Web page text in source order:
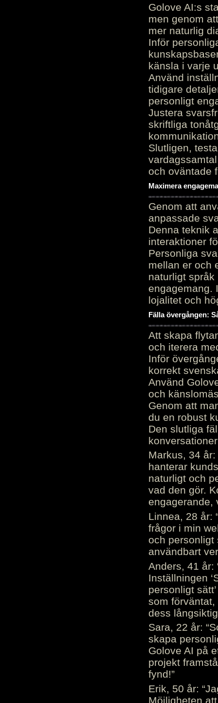
Golove AI:s
men genom
mer naturlig
Inför
känsla i varje
Använd
tidigare
personligt
Justera
skriftliga
Slutligen,
och oväntade
Maximera
Genom att
anpassade
Denna teknik
interaktioner
Personliga
mellan er och
naturligt
engagemang.
lojalitet och
Fälla övergången:
Att skapa
och iterera
Inför
korrekt
Använd
och
Genom att
du en robust
Den slutliga
Markus, 34
hanterar
naturligt och
vad den gör.
engagerande,
Linnea, 28 år:
frågor i min
och personligt
användbart
Anders, 41 år:
Inställningen
personligt
som
dess
Sara, 22 år:
skapa
Golove AI på
projekt
fynd!”
Erik, 50 år:
Möjligheten